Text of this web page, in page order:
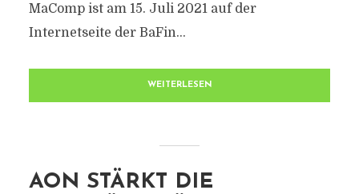
MaComp ist am 15. Juli 2021 auf der
Internetseite der BaFin...
WEITERLESEN
AON STÄRKT DIE